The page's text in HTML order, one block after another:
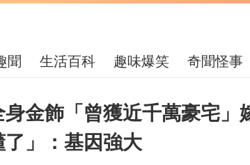
聞 生活百科 趣味爆笑 奇聞怪事
身金飾「曾獲近千萬豪宅
」：基因強大